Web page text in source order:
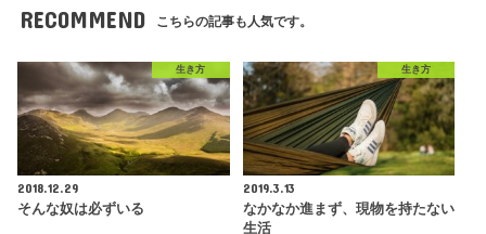
RECOMMEND こちらの記事も人気です。
生き方
2018.12.29
そんな奴は必ずいる
生き方
2019.3.13
なかなか進まず、現物を持たない
生活